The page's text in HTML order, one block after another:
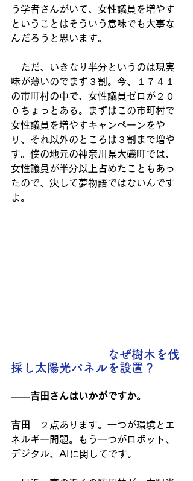
う学者さんがいて、女性議員を増やす
ということはそういう意味でも大事な
んだろうと思います。
ただ、いきなり半分というのは現実
味が薄いのでまず３割。今、１７４１
の市町村の中で、女性議員ゼロが２０
０ちょっとある。まずはこの市町村で
女性議員を増やすキャンペーンをや
り、それ以外のところは３割まで増や
す。僕の地元の神奈川県大磯町では、
女性議員が半分以上占めたこともあっ
たので、決して夢物語ではないんです
よ。
なぜ樹木を伐
採し太陽光パネルを設置？
――吉田さんはいかがですか。
吉田
２点あります。一つが環境とエ
ネルギー問題。もう一つがロボット、
デジタル、AIに関してです。